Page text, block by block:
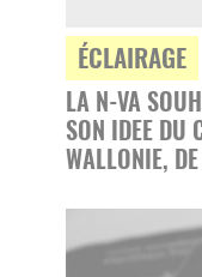
ÉCLAIRAGE
LA N-VA
SON IDEE DU
WALLONIE,